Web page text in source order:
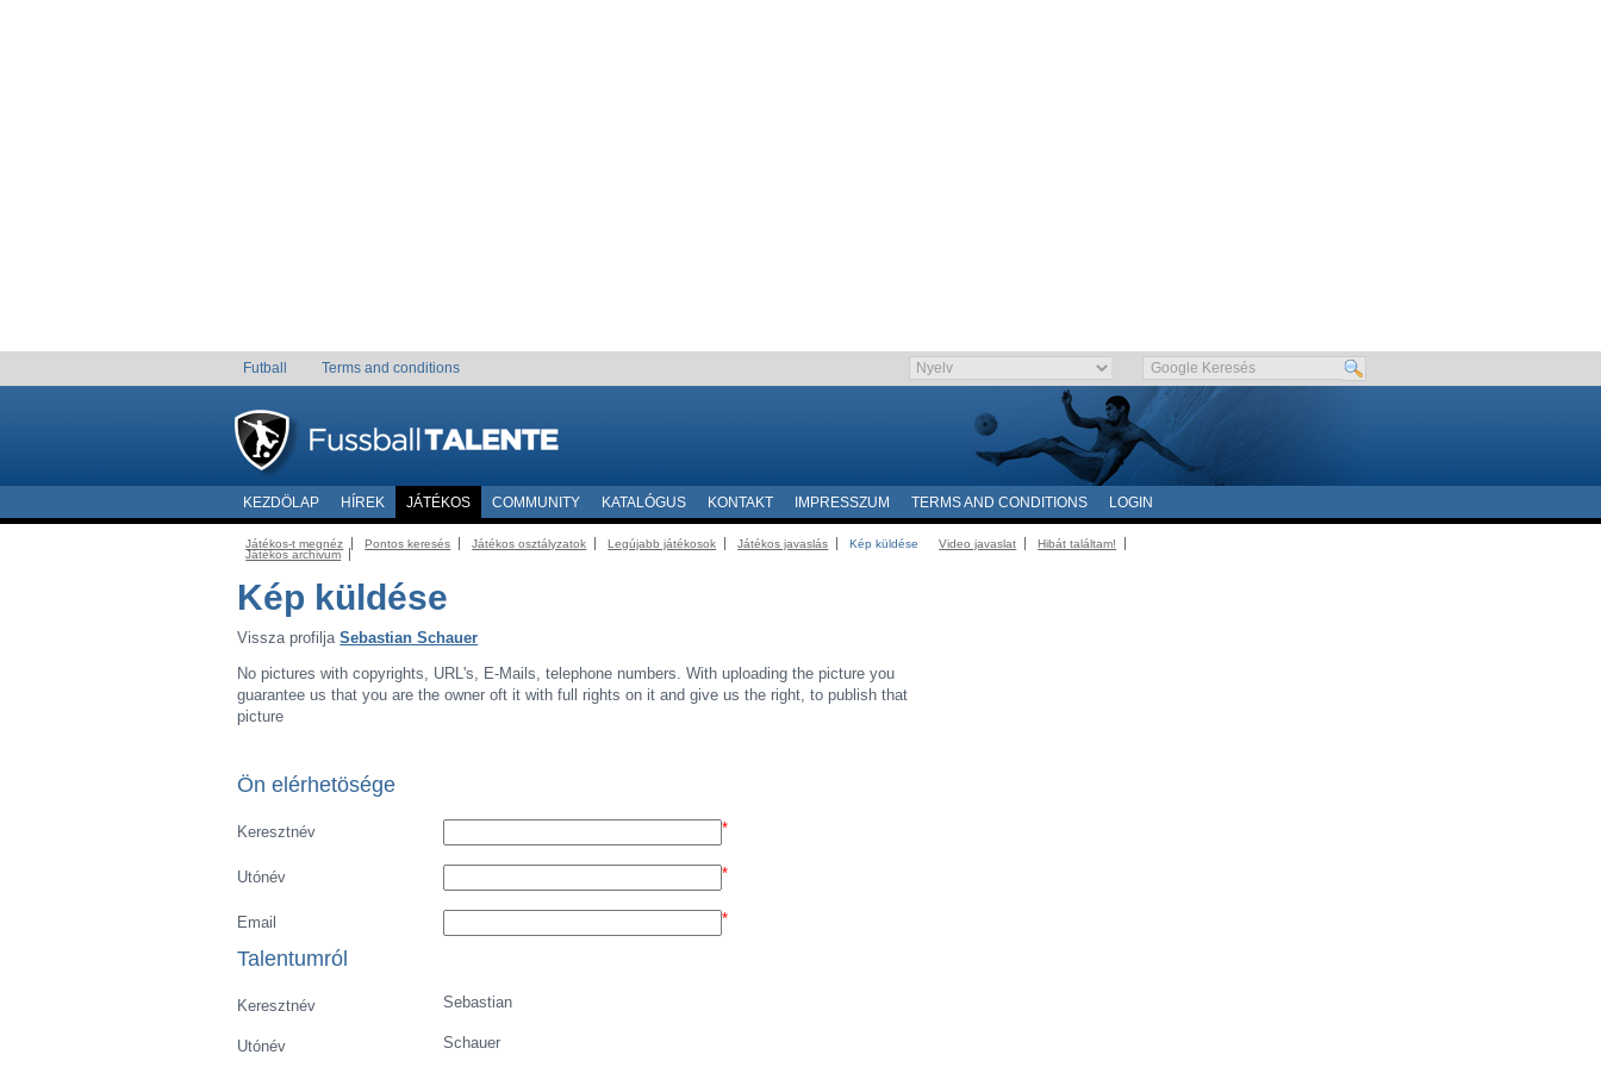
Futball Terms and conditions
KEZDÖLAP HÍREK JÁTÉKOS COMMUNITY KATALÓGUS KONTAKT IMPRESSZUM TERMS AND CONDITIONS LOGIN
Játékos-t megnéz Pontos keresés Játékos osztályzatok Legújabb játékosok Játékos javaslás Kép küldése Video javaslat
Hibát találtam!
Játékos archivum
Kép küldése
Vissza profiljaSebastian Schauer
No pictures with copyrights, URL's, E-Mails, telephone numbers. With uploading the picture you
guarantee us that you are the owner oft it with full rights on it and give us the right, to publish that
picture
Ön elérhetösége
Keresztnév *
Utónév *
Email *
Talentumról
Keresztnév Sebastian
Utónév Schauer